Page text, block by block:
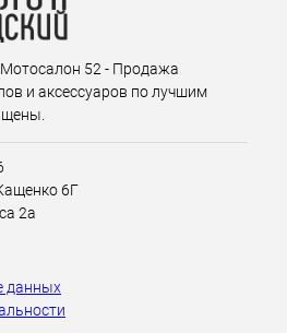
52 - Продажа
и аксессуаров по лучшим
6Г
2а
данных